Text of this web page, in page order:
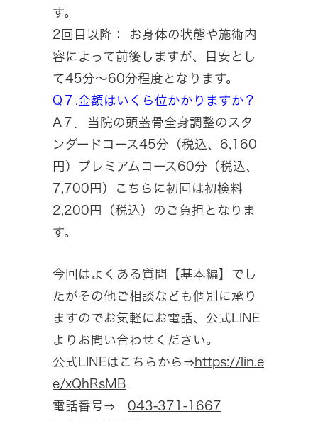
す。
2回目以降： お身体の状態や施術内
容によって前後しますが、目安とし
て45分～60分程度となります。
Q７.金額はいくら位かかりますか？
A７．当院の頭蓋骨全身調整のスタ
ンダードコース45分（税込、6,160
円）プレミアムコース60分（税込、
7,700円）こちらに初回は初検料
2,200円（税込）のご負担となりま
す。
今回はよくある質問【基本編】でし
たがその他ご相談なども個別に承り
ますのでお気軽にお電話、公式LINE
よりお問い合わせください。
公式LINEはこちらから⇒https://lin.e
e/xQhRsMB
電話番号⇒ 043-371-1667